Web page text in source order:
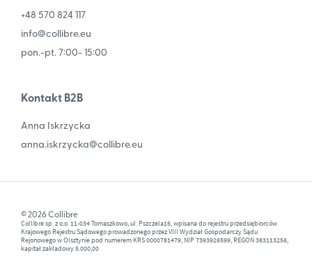
+48 570 824 117
info@collibre.eu
pon.-pt. 7:00- 15:00
Kontakt B2B
Anna Iskrzycka
anna.iskrzycka@collibre.eu
© 2026 Collibre
Collibre sp. z o.o. 11-034 Tomaszkowo, ul. Pszczela16, wpisana do rejestru przedsiębiorców
Krajowego Rejestru Sądowego prowadzonego przez VIII Wydział Gospodarczy Sądu
Rejonowego w Olsztynie pod numerem KRS 0000781479, NIP 7393926599, REGON 383113256,
kapitał zakładowy 5.000,00